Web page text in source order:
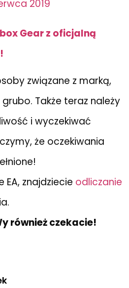
2019
Gear z oficjalną
związane z marką,
Także teraz należy
i wyczekiwać
że oczekiwania
EA, znajdziecie odliczanie
również czekacie!